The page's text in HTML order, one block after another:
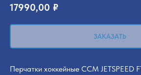
17990,00 ₽
ЗАКАЗАТЬ
Перчатки хоккейные CCM JETSPEED